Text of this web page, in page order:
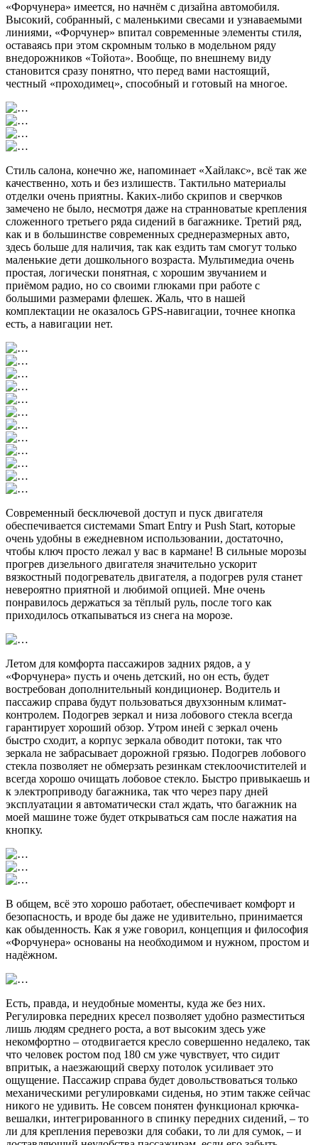
«Форчунера» имеется, но начнём с дизайна автомобиля.
Высокий, собранный, с маленькими свесами и узнаваемыми
линиями, «Форчунер» впитал современные элементы стиля,
оставаясь при этом скромным только в модельном ряду
внедорожников «Тойота». Вообще, по внешнему виду
становится сразу понятно, что перед вами настоящий,
честный «проходимец», способный и готовый на многое.
Стиль салона, конечно же, напоминает «Хайлакс», всё так же
качественно, хоть и без излишеств. Тактильно материалы
отделки очень приятны. Каких-либо скрипов и сверчков
замечено не было, несмотря даже на странноватые крепления
сложенного третьего ряда сидений в багажнике. Третий ряд,
как и в большинстве современных среднеразмерных авто,
здесь больше для наличия, так как ездить там смогут только
маленькие дети дошкольного возраста. Мультимедиа очень
простая, логически понятная, с хорошим звучанием и
приёмом радио, но со своими глюками при работе с
большими размерами флешек. Жаль, что в нашей
комплектации не оказалось GPS-навигации, точнее кнопка
есть, а навигации нет.
Современный бесключевой доступ и пуск двигателя
обеспечивается системами Smart Entry и Push Start, которые
очень удобны в ежедневном использовании, достаточно,
чтобы ключ просто лежал у вас в кармане! В сильные морозы
прогрев дизельного двигателя значительно ускорит
вязкостный подогреватель двигателя, а подогрев руля станет
невероятно приятной и любимой опцией. Мне очень
понравилось держаться за тёплый руль, после того как
приходилось откапываться из снега на морозе.
Летом для комфорта пассажиров задних рядов, а у
«Форчунера» пусть и очень детский, но он есть, будет
востребован дополнительный кондиционер. Водитель и
пассажир справа будут пользоваться двухзонным климат-
контролем. Подогрев зеркал и низа лобового стекла всегда
гарантирует хороший обзор. Утром иней с зеркал очень
быстро сходит, а корпус зеркала обводит потоки, так что
зеркала не забрасывает дорожной грязью. Подогрев лобового
стекла позволяет не обмерзать резинкам стеклоочистителей и
всегда хорошо очищать лобовое стекло. Быстро привыкаешь и
к электроприводу багажника, так что через пару дней
эксплуатации я автоматически стал ждать, что багажник на
моей машине тоже будет открываться сам после нажатия на
кнопку.
В общем, всё это хорошо работает, обеспечивает комфорт и
безопасность, и вроде бы даже не удивительно, принимается
как обыденность. Как я уже говорил, концепция и философия
«Форчунера» основаны на необходимом и нужном, простом и
надёжном.
Есть, правда, и неудобные моменты, куда же без них.
Регулировка передних кресел позволяет удобно разместиться
лишь людям среднего роста, а вот высоким здесь уже
некомфортно – отодвигается кресло совершенно недалеко, так
что человек ростом под 180 см уже чувствует, что сидит
впритык, а наезжающий сверху потолок усиливает это
ощущение. Пассажир справа будет довольствоваться только
механическими регулировками сиденья, но этим также сейчас
никого не удивить. Не совсем понятен функционал крючка-
вешалки, интегрированного в спинку передних сидений, – то
ли для крепления перевозки для собаки, то ли для сумок, – и